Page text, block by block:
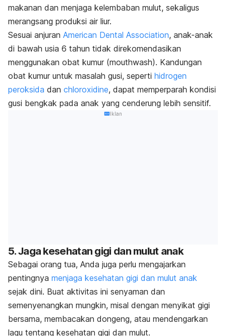
makanan dan menjaga kelembaban mulut, sekaligus
merangsang produksi air liur.
Sesuai anjuran American Dental Association, anak-anak
di bawah usia 6 tahun tidak direkomendasikan
menggunakan obat kumur (mouthwash). Kandungan
obat kumur untuk masalah gusi, seperti hidrogen
peroksida dan chloroxidine, dapat memperparah kondisi
gusi bengkak pada anak yang cenderung lebih sensitif.
Iklan
5. Jaga kesehatan gigi dan mulut anak
Sebagai orang tua, Anda juga perlu mengajarkan
pentingnya menjaga kesehatan gigi dan mulut anak
sejak dini. Buat aktivitas ini senyaman dan
semenyenangkan mungkin, misal dengan menyikat gigi
bersama, membacakan dongeng, atau mendengarkan
lagu tentang kesehatan gigi dan mulut.